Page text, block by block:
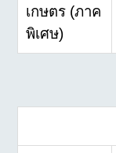
เกษตร (ภาค
พิเศษ)